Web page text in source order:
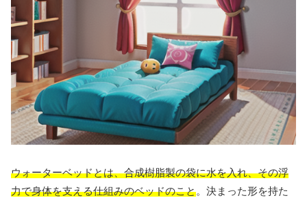
ウォーターベッドとは、合成樹脂製の袋に水を入れ、その浮
力で身体を支える仕組みのベッドのこと。決まった形を持た